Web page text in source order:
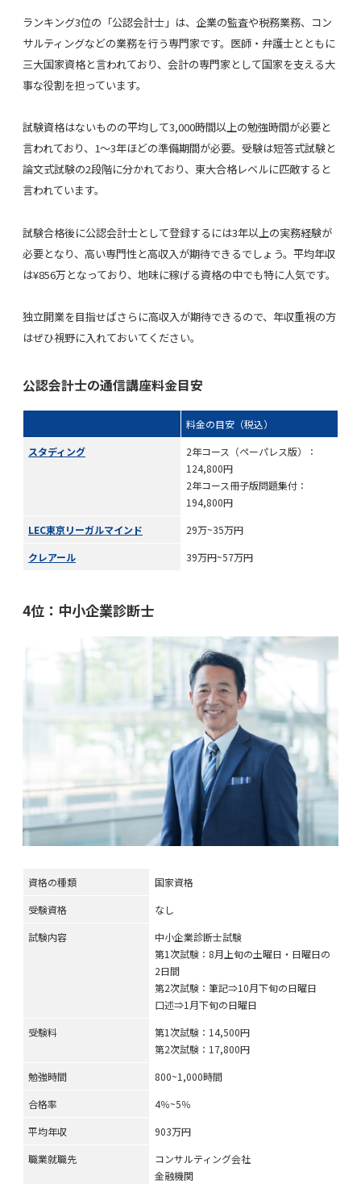
ランキング3位の「公認会計士」は、企業の監査や税務業務、コン
サルティングなどの業務を行う専門家です。医師・弁護士とともに
三大国家資格と言われており、会計の専門家として国家を支える大
事な役割を担っています。
試験資格はないものの平均して3,000時間以上の勉強時間が必要と
言われており、1〜3年ほどの準備期間が必要。受験は短答式試験と
論文式試験の2段階に分かれており、東大合格レベルに匹敵すると
言われています。
試験合格後に公認会計士として登録するには3年以上の実務経験が
必要となり、高い専門性と高収入が期待できるでしょう。平均年収
は¥856万となっており、地味に稼げる資格の中でも特に人気です。
独立開業を目指せばさらに高収入が期待できるので、年収重視の方
はぜひ視野に入れておいてください。
公認会計士の通信講座料金目安
料金の目安（税込）
スタディング
2年コース（ペーパレス版）：
124,800円
2年コース冊子版問題集付：
194,800円
LEC東京リーガルマインド
29万~35万円
クレアール
39万円~57万円
4位：中小企業診断士
資格の種類
国家資格
受験資格
なし
試験内容
中小企業診断士試験
第1次試験：8月上旬の土曜日・日曜日の
2日間
第2次試験：筆記⇒10月下旬の日曜日
口述⇒1月下旬の日曜日
受験料
第1次試験：14,500円
第2次試験：17,800円
勉強時間
800~1,000時間
合格率
4％~5％
平均年収
903万円
職業就職先
コンサルティング会社
金融機関